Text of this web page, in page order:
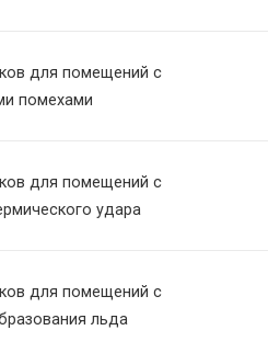
для помещений с
помехами
для помещений с
удара
для помещений с
льда